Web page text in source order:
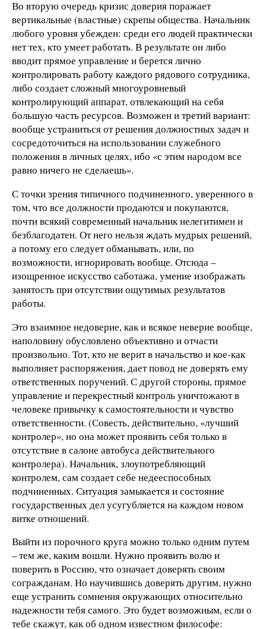
Во вторую очередь кризис доверия поражает
вертикальные (властные) скрепы общества. Начальник
любого уровня убежден: среди его людей практически
нет тех, кто умеет работать. В результате он либо
вводит прямое управление и берется лично
контролировать работу каждого рядового сотрудника,
либо создает сложный многоуровневый
контролирующий аппарат, отвлекающий на себя
большую часть ресурсов. Возможен и третий вариант:
вообще устраниться от решения должностных задач и
сосредоточиться на использовании служебного
положения в личных целях, ибо «с этим народом все
равно ничего не сделаешь».
С точки зрения типичного подчиненного, уверенного в
том, что все должности продаются и покупаются,
почти всякий современный начальник нелегитимен и
безблагодатен. От него нельзя ждать мудрых решений,
а потому его следует обманывать, или, по
возможности, игнорировать вообще. Отсюда –
изощренное искусство саботажа, умение изображать
занятость при отсутствии ощутимых результатов
работы.
Это взаимное недоверие, как и всякое неверие вообще,
наполовину обусловлено объективно и отчасти
произвольно. Тот, кто не верит в начальство и кое-как
выполняет распоряжения, дает повод не доверять ему
ответственных поручений. С другой стороны, прямое
управление и перекрестный контроль уничтожают в
человеке привычку к самостоятельности и чувство
ответственности. (Совесть, действительно, «лучший
контролер», но она может проявить себя только в
отсутствие в салоне автобуса действительного
контролера). Начальник, злоупотребляющий
контролем, сам создает себе недееспособных
подчиненных. Ситуация замыкается и состояние
государственных дел усугубляется на каждом новом
витке отношений.
Выйти из порочного круга можно только одним путем
– тем же, каким вошли. Нужно проявить волю и
поверить в Россию, что означает доверять своим
согражданам. Но научившись доверять другим, нужно
еще устранить сомнения окружающих относительно
надежности тебя самого. Это будет возможным, если о
тебе скажут, как об одном известном философе: